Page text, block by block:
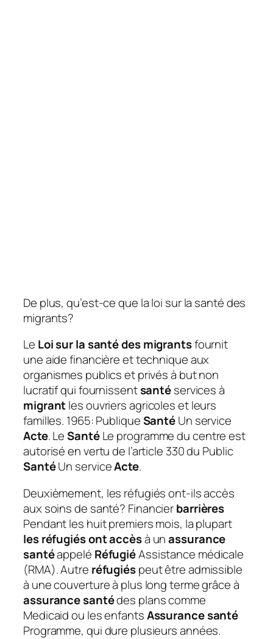
De plus, qu’est-ce que la loi sur la santé des
migrants?
Le Loi sur la santé des migrantsfournit
une aide financière et technique aux
organismes publics et privés à but non
lucratif qui fournissentsantéservices à
migrantles ouvriers agricoles et leurs
familles. 1965: PubliqueSantéUn service
Acte. LeSantéLe programme du centre est
autorisé en vertu de l’article 330 du Public
SantéUn serviceActe.
Deuxièmement, les réfugiés ont-ils accès
aux soins de santé? Financierbarrières
Pendant les huit premiers mois, la plupart
les réfugiés ont accèsà unassurance
santéappelé RéfugiéAssistance médicale
(RMA). Autre réfugiéspeut être admissible
à une couverture à plus long terme grâce à
assurance santédes plans comme
Medicaid ou les enfantsAssurance santé
Programme, qui dure plusieurs années.